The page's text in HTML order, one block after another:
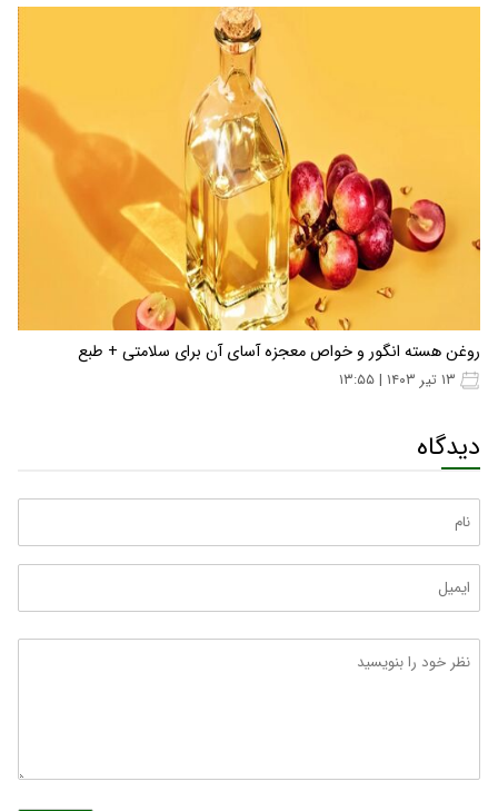
روغن هسته انگور و خواص معجزه آسای آن برای سلامتی + طبع
دیدگاه